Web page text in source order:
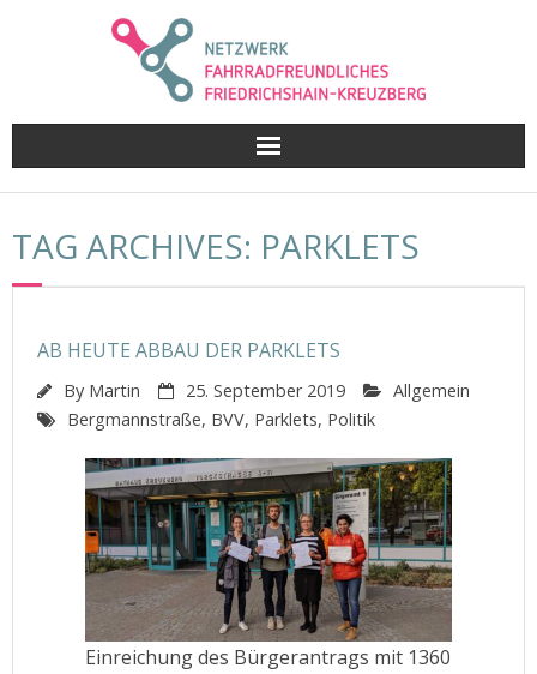
TAG ARCHIVES: PARKLETS
AB HEUTE ABBAU DER PARKLETS
By Martin 25. September 2019
Allgemein
Bergmannstraße, BVV, Parklets, Politik
Einreichung des Bürgerantrags mit 1360